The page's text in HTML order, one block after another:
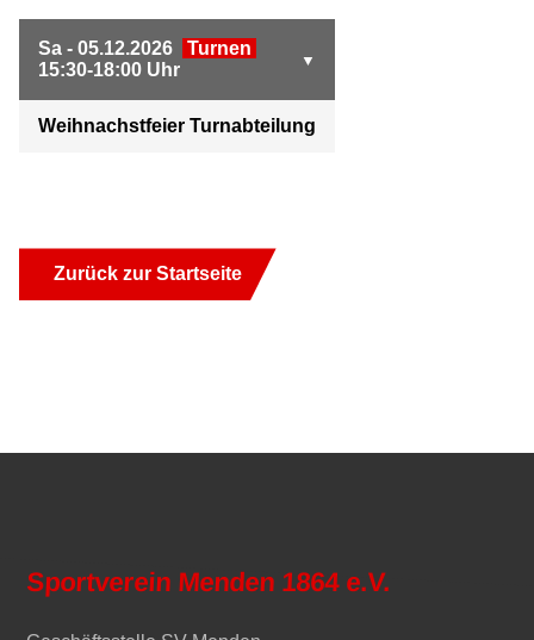
Sa - 05.12.2026
Turnen
15:30-18:00 Uhr
Weihnachstfeier Turnabteilung
Zurück zur Startseite
Sportverein Menden 1864 e.V.